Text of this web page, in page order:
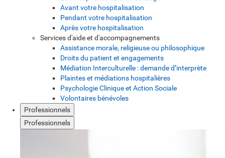
Avant votre hospitalisation
Pendant votre hospitalisation
Après votre hospitalisation
Services d'aide et d'accompagnements
Assistance morale, religieuse ou philosophique
Droits du patient et engagements
Médiation Interculturelle : demande d’interprète
Plaintes et médiations hospitalières
Psychologie Clinique et Action Sociale
Volontaires bénévoles
Professionnels
Professionnels